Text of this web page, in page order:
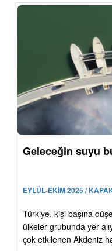
Geleceğin suyu
EYLÜL-EKİM 2025 /
Türkiye, kişi başına
ülkeler grubunda yer
çok etkilenen Akdeniz